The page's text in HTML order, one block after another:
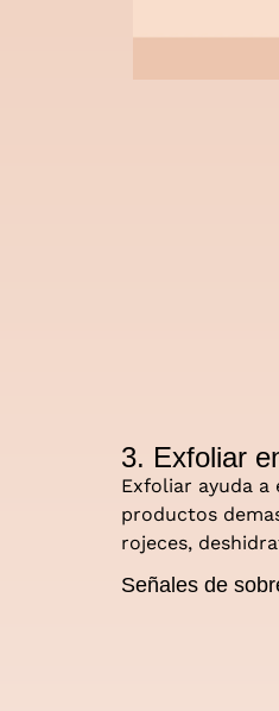
3. Exfoliar
Exfoliar ayuda
productos
rojeces,
Señales de